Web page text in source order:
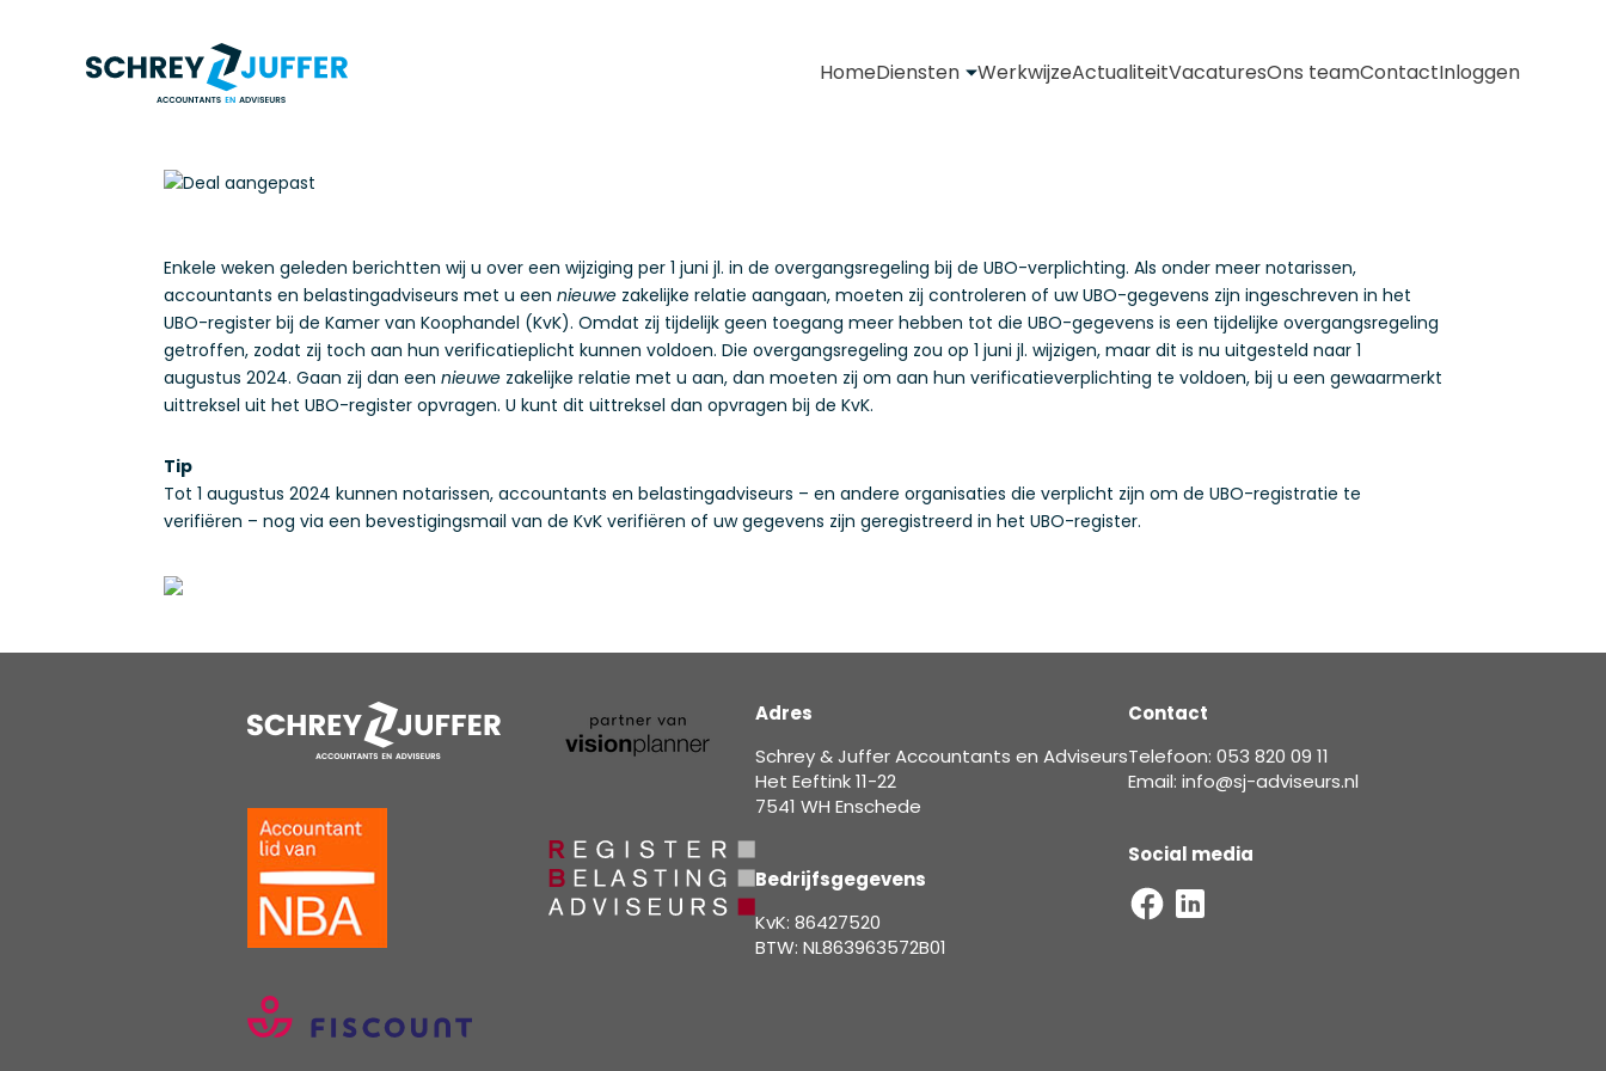
HomeDiensten WerkwijzeActualiteitVacaturesOns teamContactInloggen
Enkele weken geleden berichtten wij u over een wijziging per 1 juni jl. in de overgangsregeling bij de UBO-verplichting. Als onder meer notarissen,
accountants en belastingadviseurs met u een nieuwe zakelijke relatie aangaan, moeten zij controleren of uw UBO-gegevens zijn ingeschreven in het
UBO-register bij de Kamer van Koophandel (KvK). Omdat zij tijdelijk geen toegang meer hebben tot die UBO-gegevens is een tijdelijke overgangsregeling
getroffen, zodat zij toch aan hun verificatieplicht kunnen voldoen. Die overgangsregeling zou op 1 juni jl. wijzigen, maar dit is nu uitgesteld naar 1
augustus 2024. Gaan zij dan een nieuwe zakelijke relatie met u aan, dan moeten zij om aan hun verificatieverplichting te voldoen, bij u een gewaarmerkt
uittreksel uit het UBO-register opvragen. U kunt dit uittreksel dan opvragen bij de KvK.
Tip
Tot 1 augustus 2024 kunnen notarissen, accountants en belastingadviseurs – en andere organisaties die verplicht zijn om de UBO-registratie te
verifiëren – nog via een bevestigingsmail van de KvK verifiëren of uw gegevens zijn geregistreerd in het UBO-register.
Adres
Schrey & Juffer Accountants en Adviseurs
Het Eeftink 11-22
7541 WH Enschede
Bedrijfsgegevens
KvK: 86427520
BTW: NL863963572B01
Contact
Telefoon: 053 820 09 11
Email: info@sj-adviseurs.nl
Social media